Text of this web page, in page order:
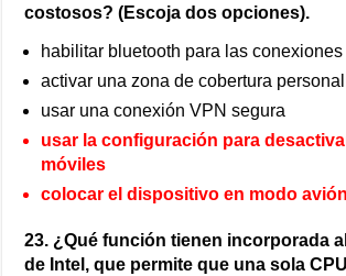
costosos? (Escoja dos opciones).
habilitar bluetooth para las
activar una zona de cobertura personal
usar una conexión VPN segura
usar la configuración para
móviles
colocar el dispositivo en modo avión
23. ¿Qué función tienen incorporada
de Intel, que permite que una sola